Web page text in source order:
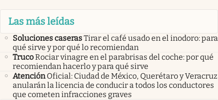
Las más leídas
Soluciones caserasTirar el café usado en el inodoro: para
qué sirve y por qué lo recomiendan
TrucoRociar vinagre en el parabrisas del coche: por qué
recomiendan hacerlo y para qué sirve
Atención Oficial: Ciudad de México, Querétaro y Veracruz
anularán la licencia de conducir a todos los conductores
que cometen infracciones graves